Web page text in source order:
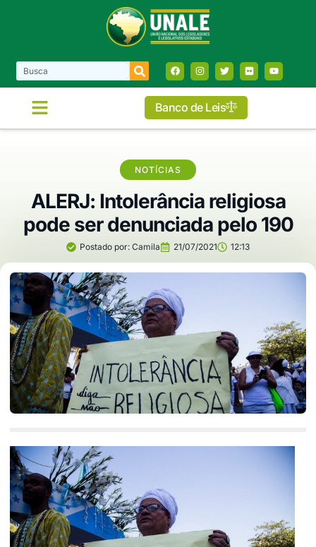
Banco de Leis
NOTÍCIAS
ALERJ: Intolerância religiosa
pode ser denunciada pelo 190
Postado por: Camila 21/07/2021 12:13